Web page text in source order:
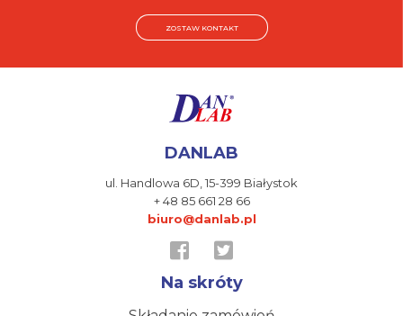
ZOSTAW KONTAKT
DANLAB
ul. Handlowa 6D, 15-399 Białystok
+ 48 85 661 28 66
biuro@danlab.pl
Na skróty